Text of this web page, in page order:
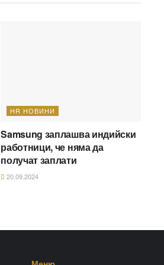
HR НОВИНИ
Samsung заплашва индийски
работници, че няма да
получат заплати
20.09.2024